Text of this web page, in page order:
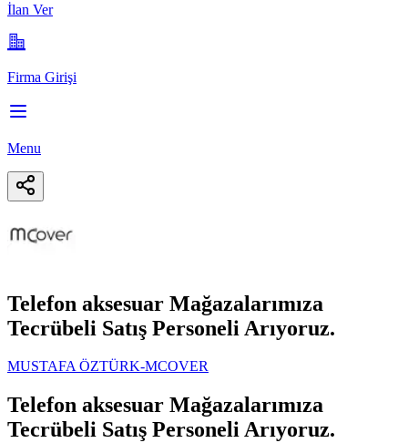
İlan Ver
Firma Girişi
Menu
Telefon aksesuar Mağazalarımıza
Tecrübeli Satış Personeli Arıyoruz.
MUSTAFA ÖZTÜRK-MCOVER
Telefon aksesuar Mağazalarımıza
Tecrübeli Satış Personeli Arıyoruz.